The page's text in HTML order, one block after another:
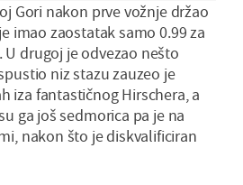
Gori nakon prve vožnje držao
imao zaostatak samo 0.99 za
drugoj je odvezao nešto
niz stazu zauzeo je
iza fantastičnog Hirschera, a
ga još sedmorica pa je na
nakon što je diskvalificiran